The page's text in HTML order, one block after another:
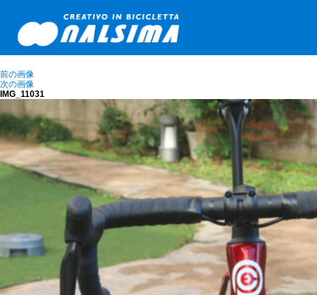
前の画像
次の画像
IMG_11031